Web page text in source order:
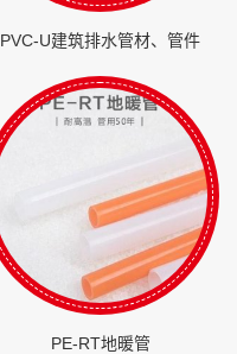
PVC-U建筑排水管材、管件
PE-RT地暖管